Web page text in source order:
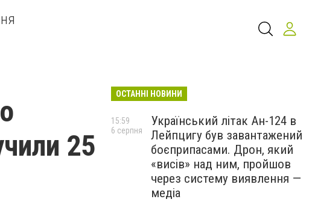
25
ОСТАННІ НОВИНИ
Український літак Ан-124 в
Лейпцигу був завантажений
боєприпасами. Дрон, який
«висів» над ним, пройшов
через систему виявлення —
медіа
15:59
6 серпня